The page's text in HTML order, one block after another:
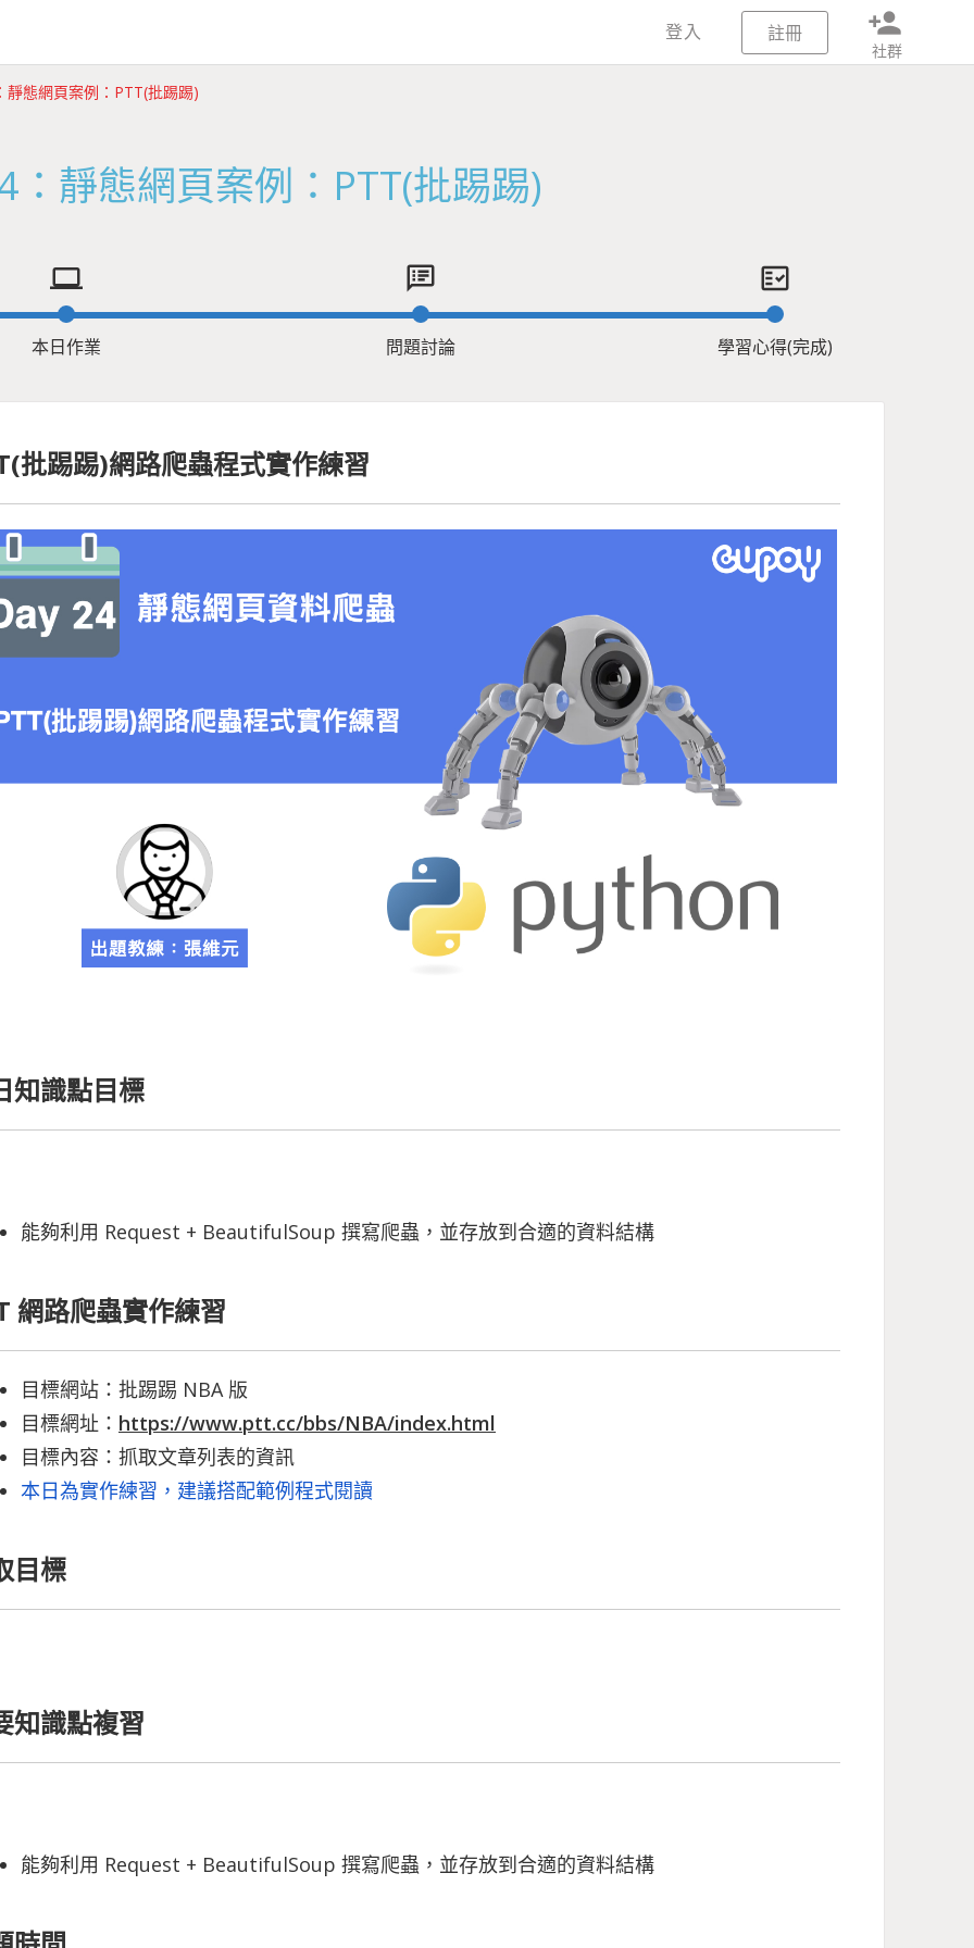
登入 註冊 person_add
社群
靜態網頁案例：PTT(批踢踢)
：靜態網頁案例：PTT(批踢踢)
computer speaker_notes fact_check
本日作業 問題討論 學習心得(完成)
批踢踢)網路爬蟲程式實作練習
知識點目標
能夠利用 Request + BeautifulSoup 撰寫爬蟲，並存放到合適的資料結構
網路爬蟲實作練習
目標網站：批踢踢 NBA 版
目標網址： https://www.ptt.cc/bbs/NBA/index.html
目標內容：抓取文章列表的資訊
本日為實作練習，建議搭配範例程式閱讀
目標
知識點複習
能夠利用 Request + BeautifulSoup 撰寫爬蟲，並存放到合適的資料結構